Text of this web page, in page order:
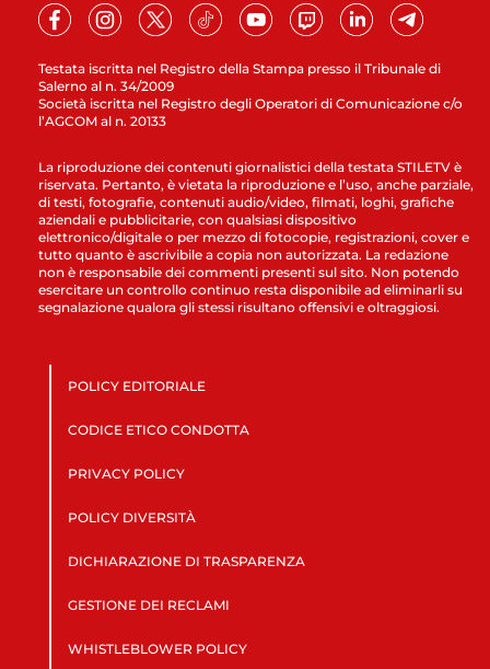
Testata iscritta nel Registro della Stampa presso il Tribunale di
Salerno al n. 34/2009
Società iscritta nel Registro degli Operatori di Comunicazione c/o
l’AGCOM al n. 20133
La riproduzione dei contenuti giornalistici della testata STILETV è
riservata. Pertanto, è vietata la riproduzione e l’uso, anche parziale,
di testi, fotografie, contenuti audio/video, filmati, loghi, grafiche
aziendali e pubblicitarie, con qualsiasi dispositivo
elettronico/digitale o per mezzo di fotocopie, registrazioni, cover e
tutto quanto è ascrivibile a copia non autorizzata. La redazione
non è responsabile dei commenti presenti sul sito. Non potendo
esercitare un controllo continuo resta disponibile ad eliminarli su
segnalazione qualora gli stessi risultano offensivi e oltraggiosi.
POLICY EDITORIALE
CODICE ETICO CONDOTTA
PRIVACY POLICY
POLICY DIVERSITÀ
DICHIARAZIONE DI TRASPARENZA
GESTIONE DEI RECLAMI
WHISTLEBLOWER POLICY